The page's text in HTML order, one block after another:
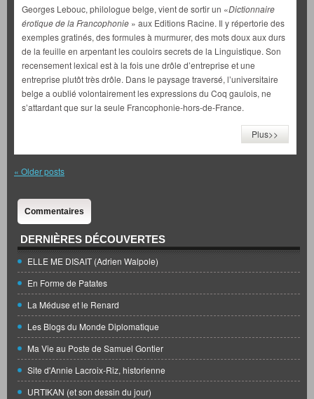
Georges Lebouc, philologue belge, vient de sortir un «Dictionnaire
érotique de la Francophonie » aux Editions Racine. Il y répertorie des
exemples gratinés, des formules à murmurer, des mots doux aux durs
de la feuille en arpentant les couloirs secrets de la Linguistique. Son
recensement lexical est à la fois une drôle d’entreprise et une
entreprise plutôt très drôle. Dans le paysage traversé, l’universitaire
belge a oublié volontairement les expressions du Coq gaulois, ne
s’attardant que sur la seule Francophonie-hors-de-France.
Plus>>
« Older posts
Commentaires
DERNIÈRES DÉCOUVERTES
ELLE ME DISAIT (Adrien Walpole)
En Forme de Patates
La Méduse et le Renard
Les Blogs du Monde Diplomatique
Ma Vie au Poste de Samuel Gontier
Site d'Annie Lacroix-Riz, historienne
URTIKAN (et son dessin du jour)